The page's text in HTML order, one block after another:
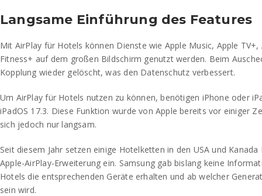
Langsame Einführung des Features
Mit AirPlay für Hotels können Dienste wie Apple Music, Apple
Fitness+ auf dem großen Bildschirm genutzt werden. Beim
Kopplung wieder gelöscht, was den Datenschutz verbessert.
Um AirPlay für Hotels nutzen zu können, benötigen iPhone oder
iPadOS 17.3. Diese Funktion wurde von Apple bereits vor einiger
sich jedoch nur langsam.
Seit diesem Jahr setzen einige Hotelketten in den USA und
Apple-AirPlay-Erweiterung ein. Samsung gab bislang keine
Hotels die entsprechenden Geräte erhalten und ab welcher
sein wird.